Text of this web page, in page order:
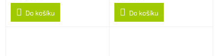
Do košíku Do košíku